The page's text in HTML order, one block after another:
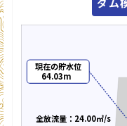
現在の貯水位
64.03m
全放流量：24.00㎥/s